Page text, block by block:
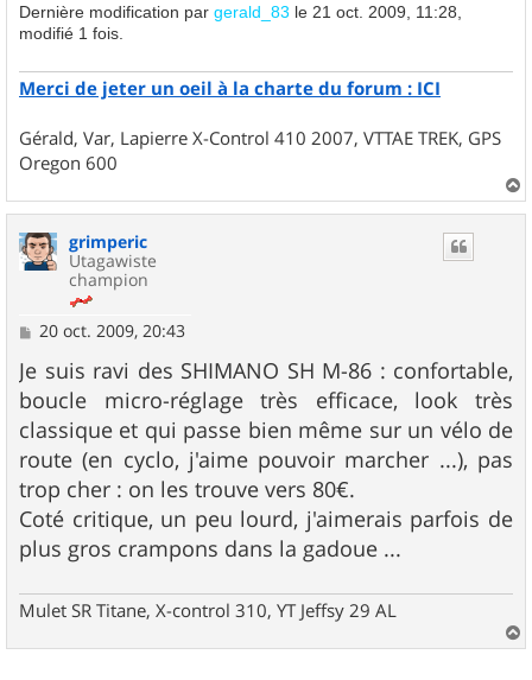
Dernière modification par gerald_83 le 21 oct. 2009, 11:28,
modifié 1 fois.
Merci de jeter un oeil à la charte du forum : ICI
Gérald, Var, Lapierre X-Control 410 2007, VTTAE TREK, GPS
Oregon 600
a
grimperic
Utagawiste
champion
M
s
s
a
g
e
20 oct. 2009, 20:43
Je suis ravi des SHIMANO SH M-86 : confortable,
boucle micro-réglage très efficace, look très
classique et qui passe bien même sur un vélo de
route (en cyclo, j'aime pouvoir marcher ...), pas
trop cher : on les trouve vers 80€.
Coté critique, un peu lourd, j'aimerais parfois de
plus gros crampons dans la gadoue ...
Mulet SR Titane, X-control 310, YT Jeffsy 29 AL
a